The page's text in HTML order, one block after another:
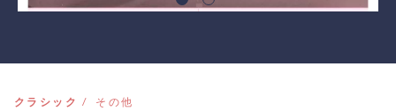
クラシック その他